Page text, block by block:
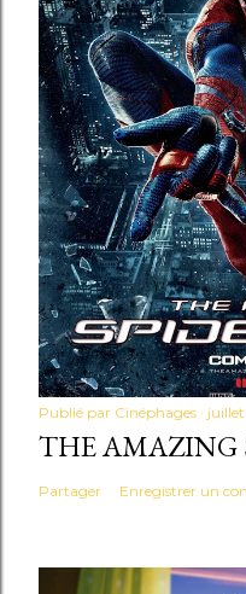
Publié par Cinéphages
THE AMAZING
Partager Enregistrer un